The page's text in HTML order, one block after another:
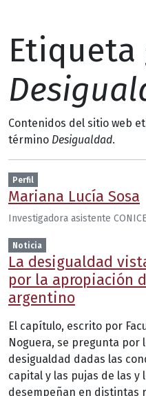
Contenidos del sitio web
término Desigualdad.
Perfil
Mariana Lucía Sosa
Investigadora asistente
Noticia
La desigualdad
por la apropiación
argentino
El capítulo, escrito por
Noguera, se pregunta por
desigualdad dadas las
capital y las pujas de las y
desempeñan en distintas